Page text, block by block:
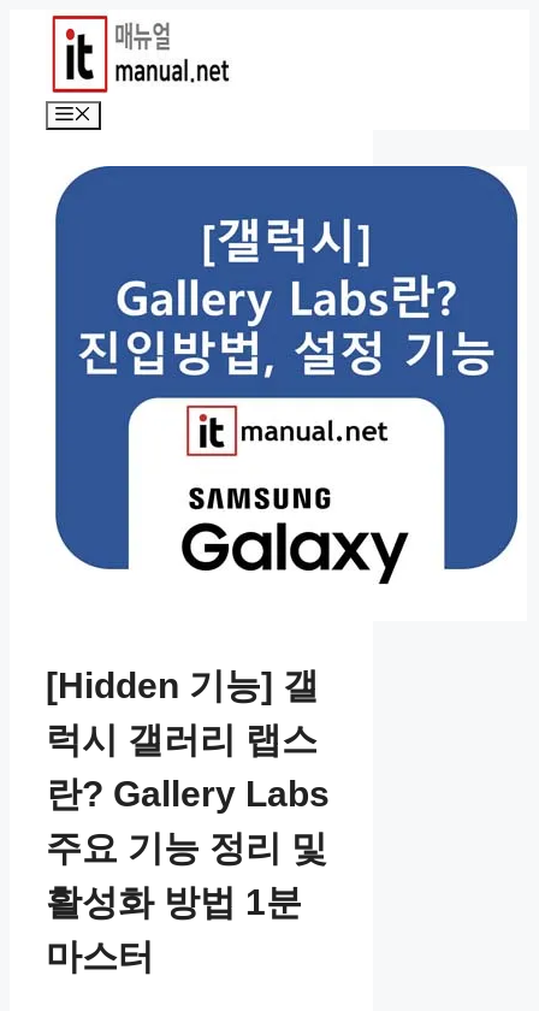
뉴
[Hidden 기능] 갤
럭시 갤러리 랩스
란? Gallery Labs
주요 기능 정리 및
활성화 방법 1분
마스터